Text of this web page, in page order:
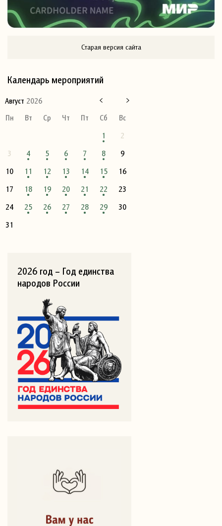
Старая версия сайта
Календарь мероприятий
Август 2026
Пн
Вт Ср Чт Пт Сб
Вс
1
2
3
4 5 6 7 8
9
10
11 12 13 14 15
16
17
18 19 20 21 22
23
24
25 26 27 28 29
30
31
2026 год – Год единства
народов России